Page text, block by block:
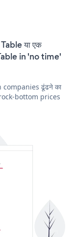
या एक
in 'no time'
companies ढूंढने का
bottom prices